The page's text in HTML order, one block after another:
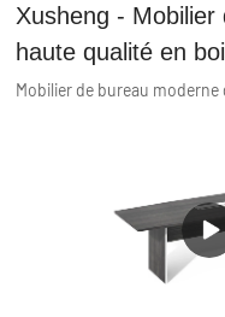
Xusheng - Mobilier
haute qualité en
moderne fabriqué
SEULEMENT 01